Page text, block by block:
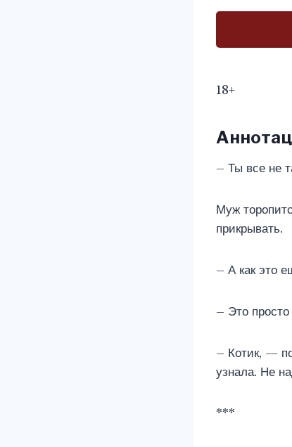
18+
– Ты все не
Муж
прикрывать.
– А как это
– Это
– Котик, —
узнала. Не
***